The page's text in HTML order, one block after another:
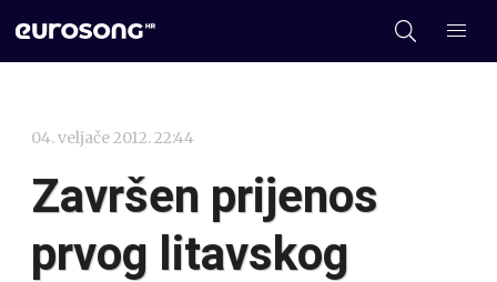
04. veljače 2012. 22:44
Završen prijenos
prvog litavskog